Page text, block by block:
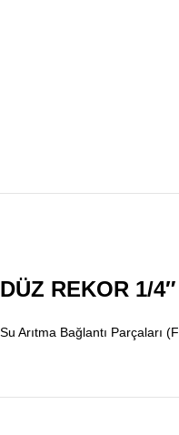
DÜZ REKOR 1/
Su Arıtma Bağlantı Parçaları